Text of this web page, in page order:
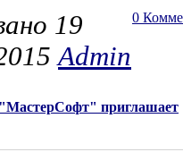
0
19
Admin
приглашает